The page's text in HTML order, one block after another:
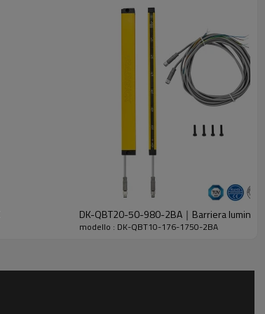
DK-QBT20-50-980-2BA｜Barriera
modello : DK-QBT10-176-1750-2BA